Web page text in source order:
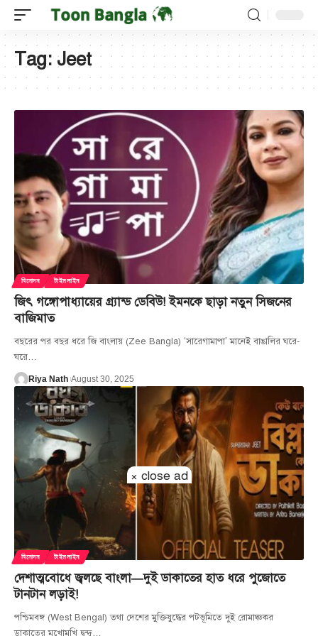
Tag: Jeet
বিনোদন টাইমলাইন
জিৎ গঙ্গোপাধ্যায়ের গ্র্যান্ড ডেবিউ! ইমনকে ছাড়া নতুন সিজনের
বাজিমাত
বছরের পর বছর ধরে জি বাংলায় (Zee Bangla) ‘সারেগামাপা’ মানেই বাঙালির ঘরে-
ঘরে…
Riya Nath August 30, 2025
বিনোদন টাইমলাইন
দেশাত্মবোধে জ্বলছে বাংলা—দুই ডাকাতের হাত ধরে পুজোতে
টানটান লড়াই!
পশ্চিমবঙ্গ (West Bengal) তথা দেশের মুক্তিযুদ্ধের পটভূমিতে দুই রোমাঞ্চকর
ডাকাতের মুখোমুখি দ্বন্দ্ব…
× close ad